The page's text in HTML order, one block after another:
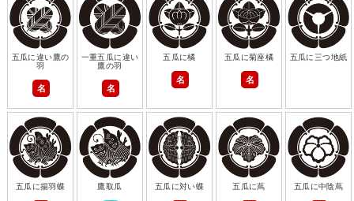
五瓜に違い鷹の
羽
名
一重五瓜に違い
鷹の羽
名
五瓜に橘
名
五瓜に菊座橘
名
五瓜に三つ地紙
五瓜に揚羽蝶 鷹取瓜 五瓜に対い蝶 五瓜に蔦 五瓜に中陰蔦